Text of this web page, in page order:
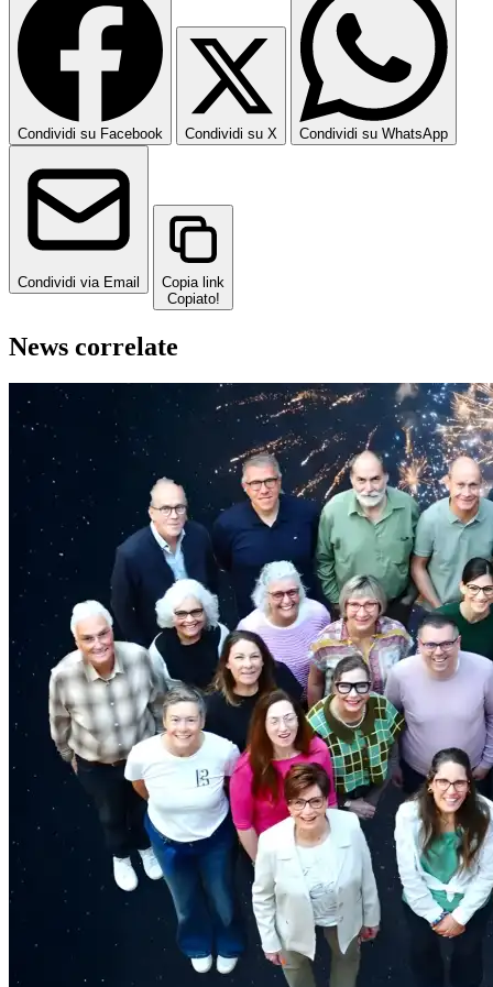
Condividi su Facebook Condividi su X Condividi su WhatsApp
Condividi via Email
Copia link
Copiato!
News correlate